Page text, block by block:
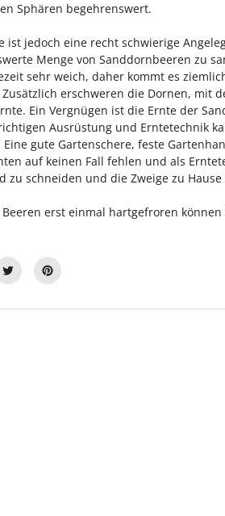
Sphären begehrenswert.
ist jedoch eine recht schwierige
Menge von Sanddornbeeren zu
sehr weich, daher kommt es
erschweren die Dornen, mit
Ein Vergnügen ist die Ernte der
Ausrüstung und Erntetechnik
Eine gute Gartenschere, feste
auf keinen Fall fehlen und als
zu schneiden und die Zweige zu
erst einmal hartgefroren